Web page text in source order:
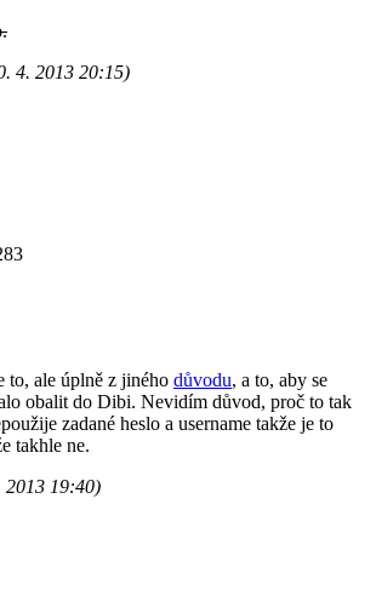
.
4. 2013 20:15)
to, ale úplně z jiného důvodu, a to, aby se
obalit do Dibi. Nevidím důvod, proč to tak
zadané heslo a username takže je to
takhle ne.
2013 19:40)